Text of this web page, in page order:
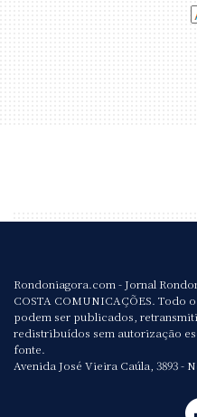
Rondoniagora.com - Jornal
COSTA COMUNICAÇÕES.
podem ser publicados,
redistribuídos sem autorização
fonte.
Avenida José Vieira Caúla, 3893 -